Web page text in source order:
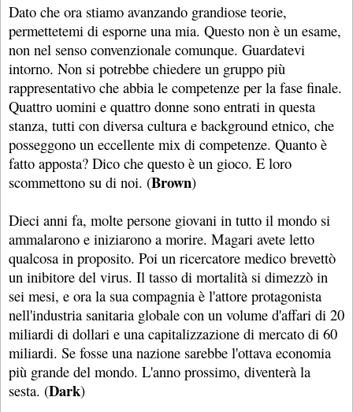
Dato che ora stiamo avanzando grandiose teorie,
permettetemi di esporne una mia. Questo non è un esame,
non nel senso convenzionale comunque. Guardatevi
intorno. Non si potrebbe chiedere un gruppo più
rappresentativo che abbia le competenze per la fase finale.
Quattro uomini e quattro donne sono entrati in questa
stanza, tutti con diversa cultura e background etnico, che
posseggono un eccellente mix di competenze. Quanto è
fatto apposta? Dico che questo è un gioco. E loro
scommettono su di noi. (Brown)
Dieci anni fa, molte persone giovani in tutto il mondo si
ammalarono e iniziarono a morire. Magari avete letto
qualcosa in proposito. Poi un ricercatore medico brevettò
un inibitore del virus. Il tasso di mortalità si dimezzò in
sei mesi, e ora la sua compagnia è l'attore protagonista
nell'industria sanitaria globale con un volume d'affari di 20
miliardi di dollari e una capitalizzazione di mercato di 60
miliardi. Se fosse una nazione sarebbe l'ottava economia
più grande del mondo. L'anno prossimo, diventerà la
sesta. (Dark)